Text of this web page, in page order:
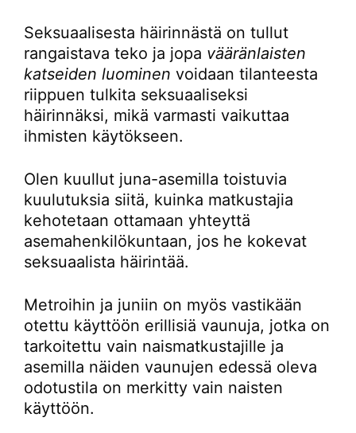
Seksuaalisesta häirinnästä on tullut
rangaistava teko ja jopa vääränlaisten
katseiden luominen voidaan tilanteesta
riippuen tulkita seksuaaliseksi
häirinnäksi, mikä varmasti vaikuttaa
ihmisten käytökseen.
Olen kuullut juna-asemilla toistuvia
kuulutuksia siitä, kuinka matkustajia
kehotetaan ottamaan yhteyttä
asemahenkilökuntaan, jos he kokevat
seksuaalista häirintää.
Metroihin ja juniin on myös vastikään
otettu käyttöön erillisiä vaunuja, jotka on
tarkoitettu vain naismatkustajille ja
asemilla näiden vaunujen edessä oleva
odotustila on merkitty vain naisten
käyttöön.